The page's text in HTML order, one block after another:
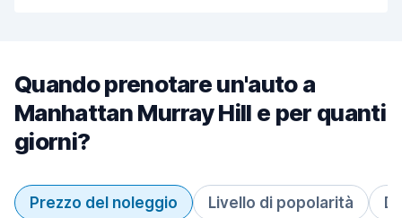
Quando prenotare un'auto a
Manhattan Murray Hill e per quanti
giorni?
Prezzo del noleggio Livello di popolarità